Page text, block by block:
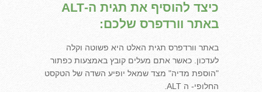
כיצד להוסיף את תגית ה-ALT
באתר וורדפרס שלכם:
באתר וורדפרס תגית האלט היא פשוטה וקלה
לעדכון. כאשר אתם מעלים קובץ באמצעות כפתור
"הוספת מדיה" מצד שמאל יופיע השדה של הטקסט
החלופי- ה ALT.